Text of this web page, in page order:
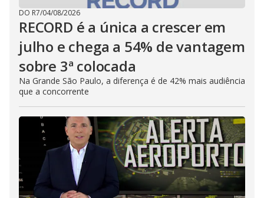
DO R7/04/08/2026
RECORD é a única a crescer em
julho e chega a 54% de vantagem
sobre 3ª colocada
Na Grande São Paulo, a diferença é de 42% mais audiência
que a concorrente